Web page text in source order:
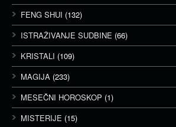
FENG SHUI (132)
ISTRAŽIVANJE SUDBINE (66)
KRISTALI (109)
MAGIJA (233)
MESEČNI HOROSKOP (1)
MISTERIJE (15)